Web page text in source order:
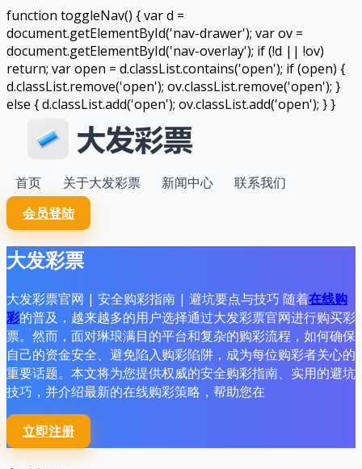
function toggleNav() { var d =
document.getElementById('nav-drawer'); var ov =
document.getElementById('nav-overlay'); if (!d || !ov)
return; var open = d.classList.contains('open'); if (open) {
d.classList.remove('open'); ov.classList.remove('open'); }
else { d.classList.add('open'); ov.classList.add('open'); } }
首页 关于大发彩票 新闻中心
联系我们
会员登陆
大发彩票
大发彩票官网 | 安全购彩指南 | 避坑要点与技巧 随着在线购
彩的普及，越来越多的用户选择通过大发彩票官网进行购买彩
票。然而，面对琳琅满目的平台和复杂的购彩流程，如何确保
自己的资金安全、避免陷入购彩陷阱，成为每位购彩者关心的
重要话题。本文将为您提供权威的安全购彩指南、实用的避坑
技巧，并介绍最新的在线购彩策略，帮助您在
立即注册